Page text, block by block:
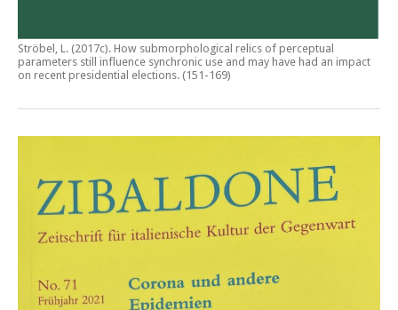
Ströbel, L. (2017c). How submorphological relics of perceptual
parameters still influence synchronic use and may have had an impact
on recent presidential elections. (151-169)